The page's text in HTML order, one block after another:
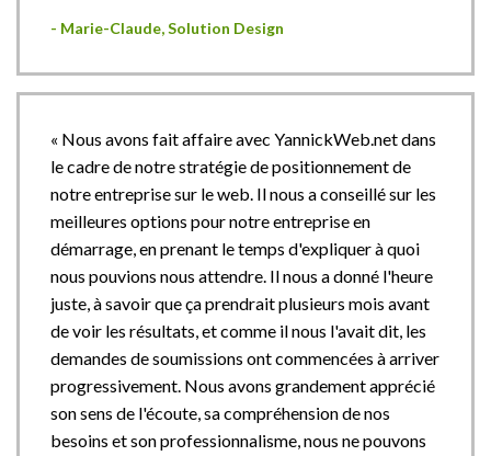
- Marie-Claude, Solution Design
« Nous avons fait affaire avec YannickWeb.net dans
le cadre de notre stratégie de positionnement de
notre entreprise sur le web. Il nous a conseillé sur les
meilleures options pour notre entreprise en
démarrage, en prenant le temps d'expliquer à quoi
nous pouvions nous attendre. Il nous a donné l'heure
juste, à savoir que ça prendrait plusieurs mois avant
de voir les résultats, et comme il nous l'avait dit, les
demandes de soumissions ont commencées à arriver
progressivement. Nous avons grandement apprécié
son sens de l'écoute, sa compréhension de nos
besoins et son professionnalisme, nous ne pouvons